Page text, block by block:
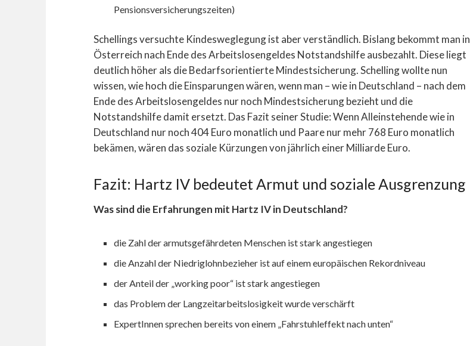
Pensionsversicherungszeiten)
Schellings versuchte Kindesweglegung ist aber verständlich. Bislang bekommt man in
Österreich nach Ende des Arbeitslosengeldes Notstandshilfe ausbezahlt. Diese liegt
deutlich höher als die Bedarfsorientierte Mindestsicherung. Schelling wollte nun
wissen, wie hoch die Einsparungen wären, wenn man – wie in Deutschland – nach dem
Ende des Arbeitslosengeldes nur noch Mindestsicherung bezieht und die
Notstandshilfe damit ersetzt. Das Fazit seiner Studie: Wenn Alleinstehende wie in
Deutschland nur noch 404 Euro monatlich und Paare nur mehr 768 Euro monatlich
bekämen, wären das soziale Kürzungen von jährlich einer Milliarde Euro.
Fazit: Hartz IV bedeutet Armut und soziale Ausgrenzung
Was sind die Erfahrungen mit Hartz IV in Deutschland?
die Zahl der armutsgefährdeten Menschen ist stark angestiegen
die Anzahl der Niedriglohnbezieher ist auf einem europäischen Rekordniveau
der Anteil der „working poor“ ist stark angestiegen
das Problem der Langzeitarbeitslosigkeit wurde verschärft
ExpertInnen sprechen bereits von einem „Fahrstuhleffekt nach unten“